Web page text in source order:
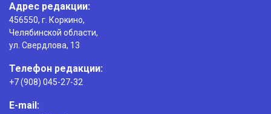
Адрес редакции:
456550, г. Коркино,
Челябинской области,
ул. Свердлова, 13
Телефон редакции:
+7 (908) 045-27-32
E-mail: